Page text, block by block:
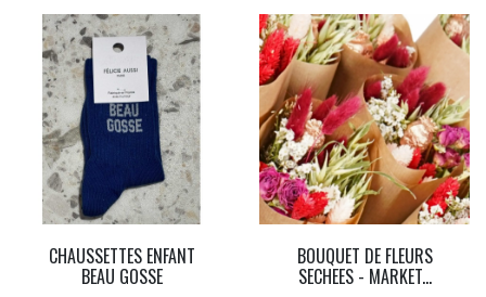
CHAUSSETTES ENFANT
BEAU GOSSE
BOUQUET DE FLEURS
SECHEES - MARKET...